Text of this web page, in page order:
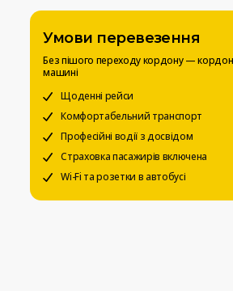
Вул. Леваневського
15:00Київ
Вокзальна пл. 4
20:00 Чернігів
Автостанція
Умови перевезення
Без пішого переходу кордону —
машині
Щоденні рейси
Комфортабельний транспорт
Професійні водії з досвідом
Страховка пасажирів включена
Wi-Fi та розетки в автобусі